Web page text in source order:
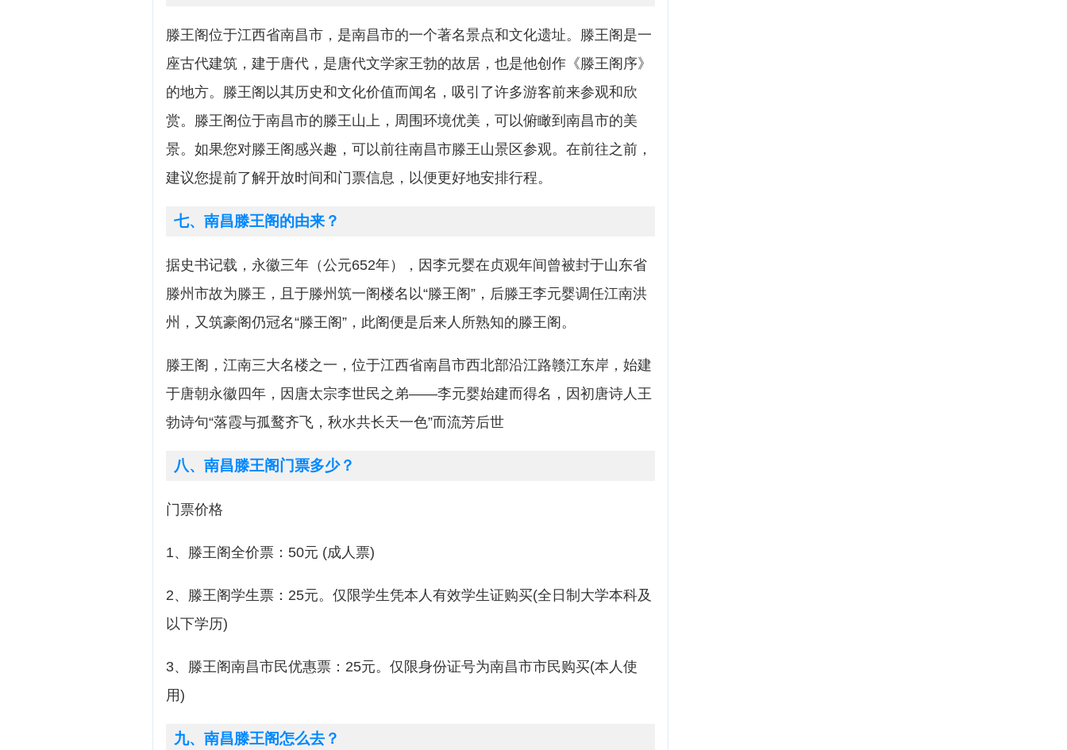
滕王阁位于江西省南昌市，是南昌市的一个著名景点和文化遗址。滕王阁是一
座古代建筑，建于唐代，是唐代文学家王勃的故居，也是他创作《滕王阁序》
的地方。滕王阁以其历史和文化价值而闻名，吸引了许多游客前来参观和欣
赏。滕王阁位于南昌市的滕王山上，周围环境优美，可以俯瞰到南昌市的美
景。如果您对滕王阁感兴趣，可以前往南昌市滕王山景区参观。在前往之前，
建议您提前了解开放时间和门票信息，以便更好地安排行程。
七、南昌滕王阁的由来？
据史书记载，永徽三年（公元652年），因李元婴在贞观年间曾被封于山东省
滕州市故为滕王，且于滕州筑一阁楼名以“滕王阁”，后滕王李元婴调任江南洪
州，又筑豪阁仍冠名“滕王阁”，此阁便是后来人所熟知的滕王阁。
滕王阁，江南三大名楼之一，位于江西省南昌市西北部沿江路赣江东岸，始建
于唐朝永徽四年，因唐太宗李世民之弟——李元婴始建而得名，因初唐诗人王
勃诗句“落霞与孤鹜齐飞，秋水共长天一色”而流芳后世
八、南昌滕王阁门票多少？
门票价格
1、滕王阁全价票：50元 (成人票)
2、滕王阁学生票：25元。仅限学生凭本人有效学生证购买(全日制大学本科及
以下学历)
3、滕王阁南昌市民优惠票：25元。仅限身份证号为南昌市市民购买(本人使
用)
九、南昌滕王阁怎么去？